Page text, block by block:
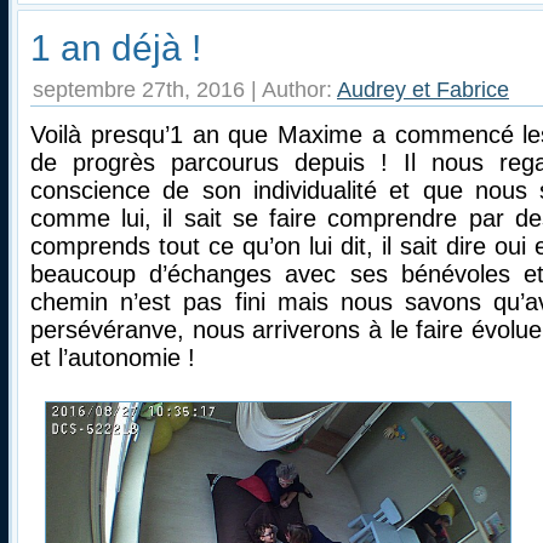
1 an déjà !
septembre 27th, 2016 | Author: Audrey et Fabrice
Voilà presqu’1 an que Maxime a commencé
de progrès parcourus depuis ! Il nous
conscience de son individualité et que nous
comme lui, il sait se faire comprendre par
comprends tout ce qu’on lui dit, il sait dire
beaucoup d’échanges avec ses bénévoles
chemin n’est pas fini mais nous savons
persévéranve, nous arriverons à le faire
et l’autonomie !